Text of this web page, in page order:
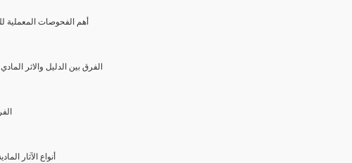
(3) أهم الفحوصات
2- الفرق بين الدليل والاثر
(4)
(5) أنواع الآثار